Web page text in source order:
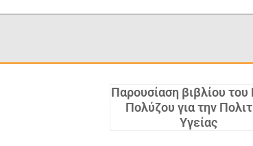
Παρουσίαση βιβλίου του
Πολύζου για την
Υγείας